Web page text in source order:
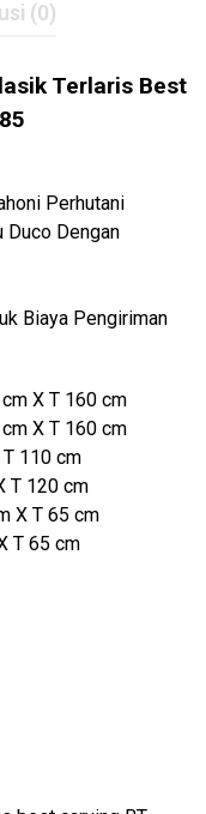
(0)
Terlaris Best
Perhutani
Duco Dengan
Biaya Pengiriman
X T 160 cm
X T 160 cm
110 cm
T 120 cm
X T 65 cm
T 65 cm